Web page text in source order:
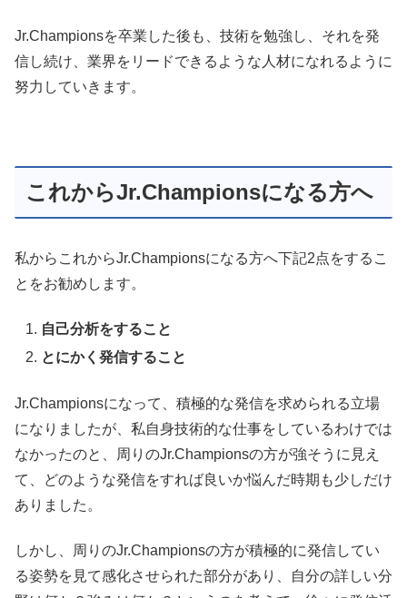
Jr.Championsを卒業した後も、技術を勉強し、それを発
信し続け、業界をリードできるような人材になれるように
努力していきます。
これからJr.Championsになる方へ
私からこれからJr.Championsになる方へ下記2点をするこ
とをお勧めします。
自己分析をすること
とにかく発信すること
Jr.Championsになって、積極的な発信を求められる立場
になりましたが、私自身技術的な仕事をしているわけでは
なかったのと、周りのJr.Championsの方が強そうに見え
て、どのような発信をすれば良いか悩んだ時期も少しだけ
ありました。
しかし、周りのJr.Championsの方が積極的に発信してい
る姿勢を見て感化させられた部分があり、自分の詳しい分